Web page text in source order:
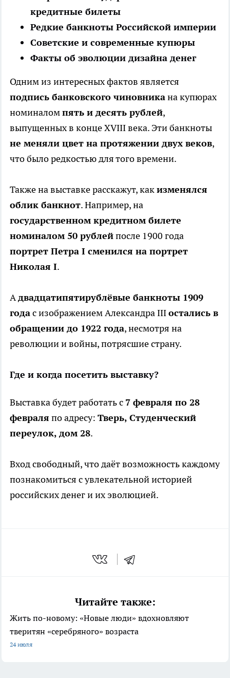
кредитные билеты
Редкие банкноты Российской империи
Советские и современные купюры
Факты об эволюции дизайна денег
Одним из интересных фактов является
подпись банковского чиновникана купюрах
номиналомпять и десять рублей,
выпущенных в конце XVIII века. Эти банкноты
не меняли цвет на протяжении двух веков,
что было редкостью для того времени.
Также на выставке расскажут, какизменялся
облик банкнот. Например, на
государственном кредитном билете
номиналом 50 рублейпосле 1900 года
портрет Петра I сменился на портрет
Николая I.
А двадцатипятирублёвые банкноты 1909
годас изображением Александра IIIостались в
обращении до 1922 года, несмотря на
революции и войны, потрясшие страну.
Где и когда посетить выставку?
Выставка будет работать с 7 февраля по 28
февраля по адресу: Тверь, Студенческий
переулок, дом 28.
Вход свободный, что даёт возможность каждому
познакомиться с увлекательной историей
российских денег и их эволюцией.
Читайте также:
Жить по-новому: «Новые люди» вдохновляют
тверитян «серебряного» возраста
24 июля